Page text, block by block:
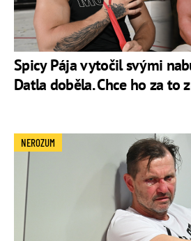
Spicy Pája vytočil svými
Datla doběla. Chce ho za to
NEROZUM